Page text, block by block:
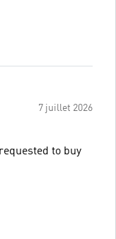
7 juillet 2026
to buy